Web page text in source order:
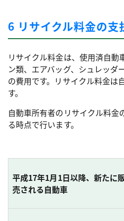
6 リサイクル料金の支
リサイクル料金は、使用済自動
ン類、エアバッグ、シュレッダ
の費用です。リサイクル料金は
す。
自動車所有者のリサイクル料金
る時点で行います。
平成17年1月1日以降、新たに
売される自動車